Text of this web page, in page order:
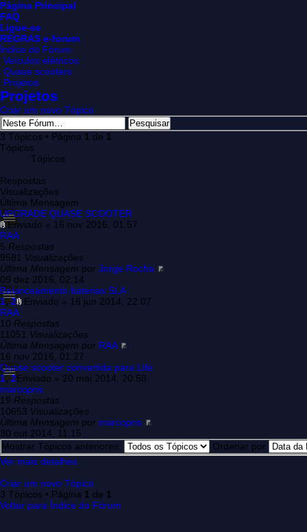
Página Principal
FAQ
Ligue-se
REGRAS e-forum
Índice do Fórum
Veículos elétricos
Quase scooters
Projetos
Projetos
Criar um novo Tópico
3 Tópicos • Página 1 de 1
Tópicos
Tópicos
Respostas
Visualizações
Última Mensagem
UPGRADE QUASE SCOOTER
Enviado » 16 nov 2016, 01:57
RAA
5 Respostas
9581 Visualizações
Última Mensagem por Jorge Rocha
09 dez 2016, 02:14
Balanceamento baterias SLA
1,2
Enviado » 16 jun 2014, 22:07
RAA
10 Respostas
11051 Visualizações
Última Mensagem por RAA
16 nov 2016, 01:27
Quase scooter convertida para Life
1,2Enviado » 20 mai 2014, 20:58
marcopns
19 Respostas
10653 Visualizações
Última Mensagem por marcopns
30 out 2014, 11:15
Mostrar Tópicos anteriores:
Ordenar por
Ver mais detalhes
Criar um novo Tópico
3 Tópicos • Página 1 de 1
Voltar para Índice do Fórum